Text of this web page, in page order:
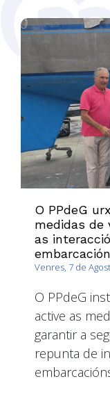
O PPdeG
medidas de
as
Venres, 7 de
O PPdeG
active as
garantir a
repunta de